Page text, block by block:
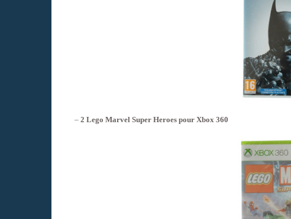
– 2 Lego Marvel Super Heroes pour Xbox 360